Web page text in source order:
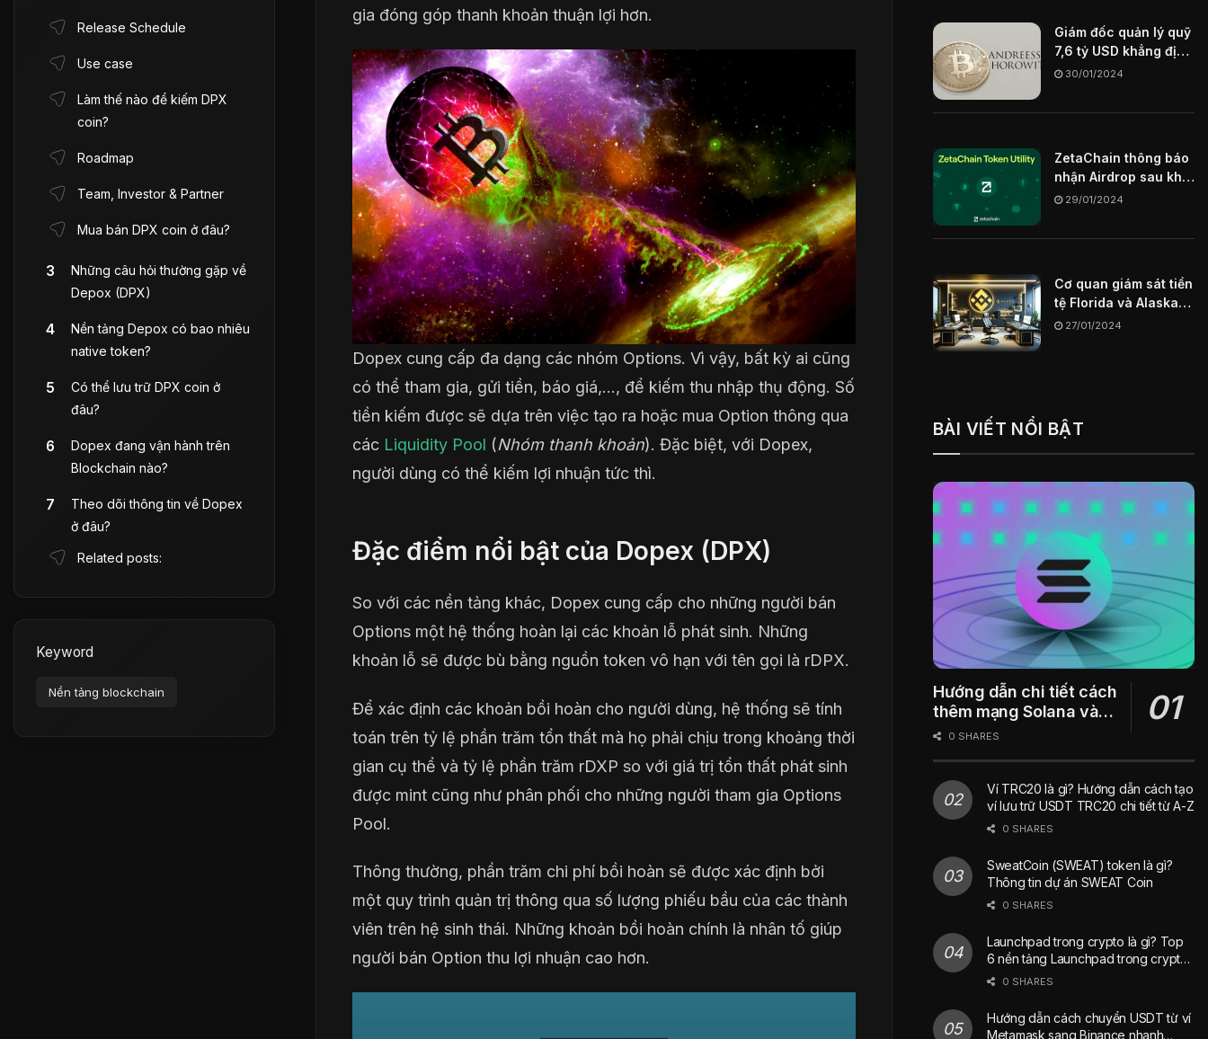
gia đóng góp thanh khoản thuận lợi hơn.
Dopex cung cấp đa dạng các nhóm Options. Vì vậy, bất kỳ ai cũng
có thể tham gia, gửi tiền, báo giá,…, để kiếm thu nhập thụ động. Số
tiền kiếm được sẽ dựa trên việc tạo ra hoặc mua Option thông qua
các Liquidity Pool (Nhóm thanh khoản). Đặc biệt, với Dopex,
người dùng có thể kiếm lợi nhuận tức thì.
Đặc điểm nổi bật của Dopex (DPX)
So với các nền tảng khác, Dopex cung cấp cho những người bán
Options một hệ thống hoàn lại các khoản lỗ phát sinh. Những
khoản lỗ sẽ được bù bằng nguồn token vô hạn với tên gọi là rDPX.
Để xác định các khoản bồi hoàn cho người dùng, hệ thống sẽ tính
toán trên tỷ lệ phần trăm tổn thất mà họ phải chịu trong khoảng thời
gian cụ thể và tỷ lệ phần trăm rDXP so với giá trị tổn thất phát sinh
được mint cũng như phân phối cho những người tham gia Options
Pool.
Thông thường, phần trăm chi phí bồi hoàn sẽ được xác định bởi
một quy trình quản trị thông qua số lượng phiếu bầu của các thành
viên trên hệ sinh thái. Những khoản bồi hoàn chính là nhân tố giúp
người bán Option thu lợi nhuận cao hơn.
Release Schedule
Use case
Làm thế nào để kiếm DPX
coin?
Roadmap
Team, Investor & Partner
Mua bán DPX coin ở đâu?
Những câu hỏi thường gặp về
Depox (DPX)
Nền tảng Depox có bao nhiêu
native token?
Có thể lưu trữ DPX coin ở
đâu?
Dopex đang vận hành trên
Blockchain nào?
Theo dõi thông tin về Dopex
ở đâu?
Related posts:
Keyword
Nền tảng blockchain
Giám đốc quản lý quỹ
7,6 tỷ USD khẳng định
Blockchain sẽ là chìa
30/01/2024
ZetaChain thông báo
nhận Airdrop sau khi
mainnet ngày
29/01/2024
Cơ quan giám sát tiền
tệ Florida và Alaska
hạn chế sàn giao dịch
27/01/2024
BÀI VIẾT NỔI BẬT
Hướng dẫn chi tiết cách
thêm mạng Solana vào
ví Metamask
0 SHARES
Ví TRC20 là gì? Hướng dẫn cách tạo
ví lưu trữ USDT TRC20 chi tiết từ A-Z
0 SHARES
SweatCoin (SWEAT) token là gì?
Thông tin dự án SWEAT Coin
0 SHARES
Launchpad trong crypto là gì? Top
6 nền tảng Launchpad trong crypto
phổ biến nhất hiện nay
0 SHARES
Hướng dẫn cách chuyển USDT từ ví
Metamask sang Binance nhanh